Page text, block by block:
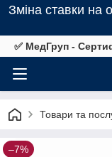
Зміна ставки на
✅ МедГруп -
Товари та
–7%